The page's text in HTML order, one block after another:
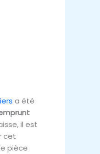
a été
il est
cet
pièce